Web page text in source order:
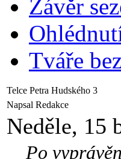
Závěr
Tváře
Telce Petra Hudského 3
Napsal Redakce
Neděle, 15
Po